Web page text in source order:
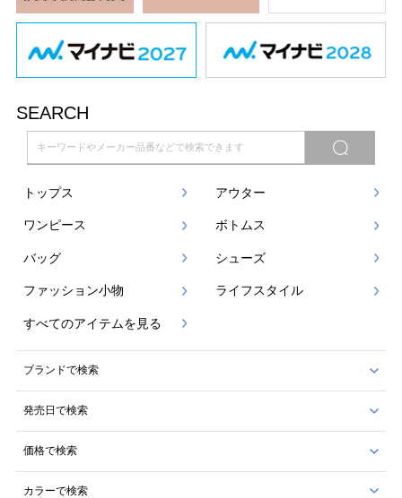
SEARCH
トップス アウター
ワンピース ボトムス
バッグ シューズ
ファッション小物 ライフスタイル
すべてのアイテムを見る
ブランドで検索
発売日で検索
価格で検索
カラーで検索